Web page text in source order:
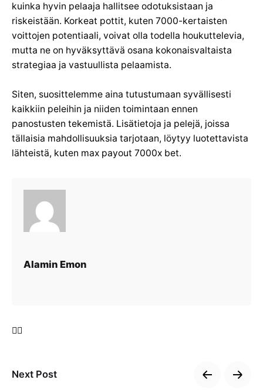
kuinka hyvin pelaaja hallitsee odotuksistaan ja
riskeistään. Korkeat pottit, kuten 7000-kertaisten
voittojen potentiaali, voivat olla todella houkuttelevia,
mutta ne on hyväksyttävä osana kokonaisvaltaista
strategiaa ja vastuullista pelaamista.
Siten, suosittelemme aina tutustumaan syvällisesti
kaikkiin peleihin ja niiden toimintaan ennen
panostusten tekemistä. Lisätietoja ja pelejä, joissa
tällaisia mahdollisuuksia tarjotaan, löytyy luotettavista
lähteistä, kuten max payout 7000x bet.
Alamin Emon
Next Post